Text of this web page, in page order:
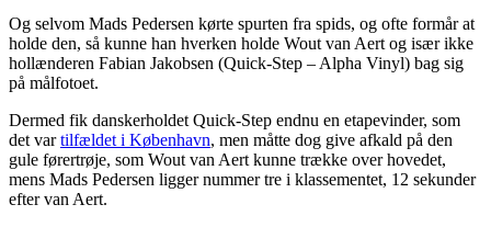
Og selvom Mads Pedersen kørte spurten fra spids, og ofte formår at
holde den, så kunne han hverken holde Wout van Aert og især ikke
hollænderen Fabian Jakobsen (Quick-Step – Alpha Vinyl) bag sig
på målfotoet.
Dermed fik danskerholdet Quick-Step endnu en etapevinder, som
det vartilfældet i København, men måtte dog give afkald på den
gule førertrøje, som Wout van Aert kunne trække over hovedet,
mens Mads Pedersen ligger nummer tre i klassementet, 12 sekunder
efter van Aert.